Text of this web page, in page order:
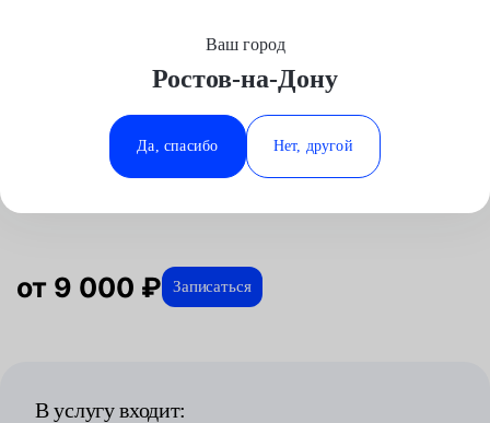
Минеральные Воды
Ростов-на-Дону
Ставрополь
Ваш город
Ростов-на-Дону
Да, спасибо Нет, другой
Отзывы Автосервис
Трансмиссия
Ремонт АКПП для Datsun в
Ростове-на-Дону
от 9 000 ₽ Записаться
В услугу входит: